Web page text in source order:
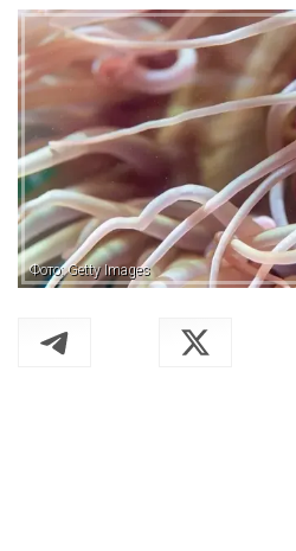
Фото: Getty Images